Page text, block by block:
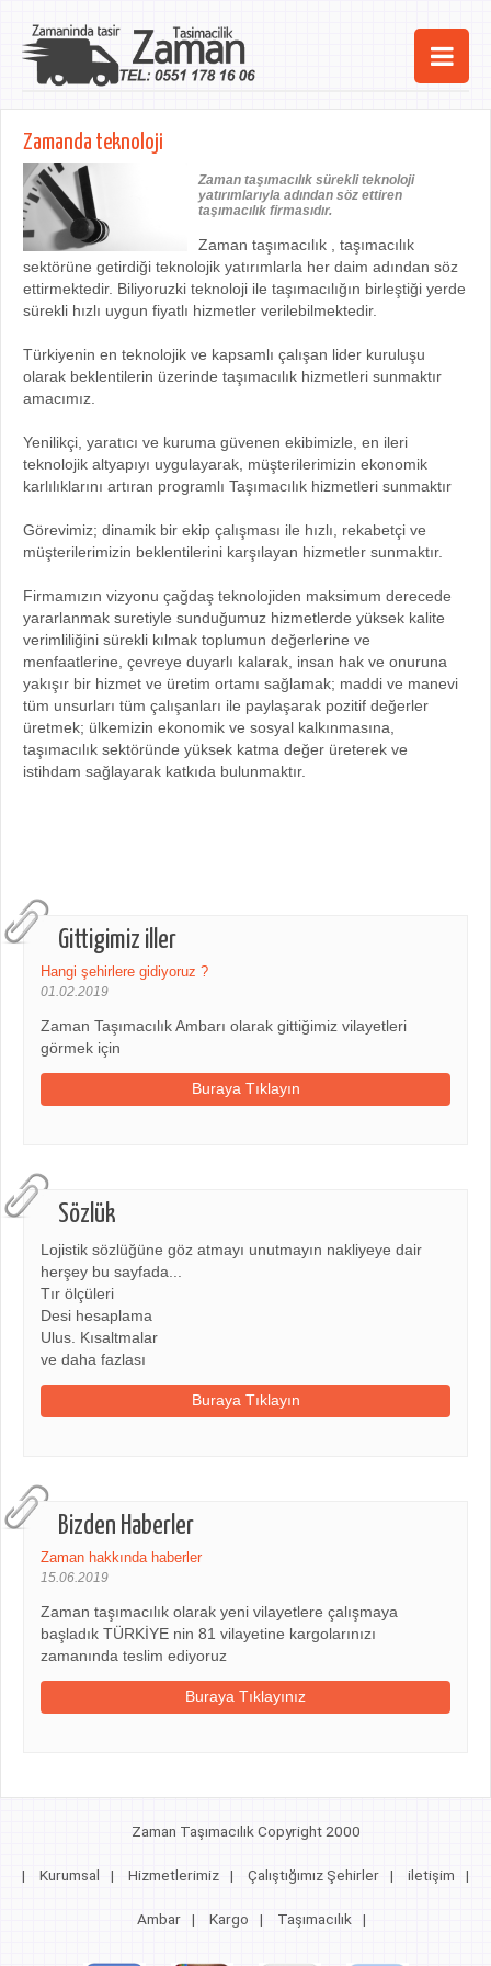
Ana Sayfa
Hizmetlerimiz
Kurumsal
iletişim
Gittigimiz iller
Hangi şehirlere gidiyoruz ?
01.02.2019
Zaman Taşımacılık Ambarı olarak gittiğimiz vilayetleri
görmek için
Buraya Tıklayın
Sözlük
Lojistik sözlüğüne göz atmayı unutmayın nakliyeye dair
herşey bu sayfada...
Tır ölçüleri
Desi hesaplama
Ulus. Kısaltmalar
ve daha fazlası
Buraya Tıklayın
Bizden Haberler
Zaman hakkında haberler
15.06.2019
Zaman taşımacılık olarak yeni vilayetlere çalışmaya
başladık TÜRKİYE nin 81 vilayetine kargolarınızı
zamanında teslim ediyoruz
Buraya Tıklayınız
Zamanda teknoloji
Zaman taşımacılık sürekli teknoloji
yatırımlarıyla adından söz ettiren
taşımacılık firmasıdır.
Zaman taşımacılık , taşımacılık
sektörüne getirdiği teknolojik yatırımlarla her daim adından söz
ettirmektedir. Biliyoruzki teknoloji ile taşımacılığın birleştiği yerde
sürekli hızlı uygun fiyatlı hizmetler verilebilmektedir.
Türkiyenin en teknolojik ve kapsamlı çalışan lider kuruluşu
olarak beklentilerin üzerinde taşımacılık hizmetleri sunmaktır
amacımız.
Yenilikçi, yaratıcı ve kuruma güvenen ekibimizle, en ileri
teknolojik altyapıyı uygulayarak, müşterilerimizin ekonomik
karlılıklarını artıran programlı Taşımacılık hizmetleri sunmaktır
Görevimiz; dinamik bir ekip çalışması ile hızlı, rekabetçi ve
müşterilerimizin beklentilerini karşılayan hizmetler sunmaktır.
Firmamızın vizyonu çağdaş teknolojiden maksimum derecede
yararlanmak suretiyle sunduğumuz hizmetlerde yüksek kalite
verimliliğini sürekli kılmak toplumun değerlerine ve
menfaatlerine, çevreye duyarlı kalarak, insan hak ve onuruna
yakışır bir hizmet ve üretim ortamı sağlamak; maddi ve manevi
tüm unsurları tüm çalışanları ile paylaşarak pozitif değerler
üretmek; ülkemizin ekonomik ve sosyal kalkınmasına,
taşımacılık sektöründe yüksek katma değer üreterek ve
istihdam sağlayarak katkıda bulunmaktır.
Zaman Taşımacılık Copyright 2000
| Kurumsal | Hizmetlerimiz | Çalıştığımız Şehirler | iletişim |
Ambar | Kargo | Taşımacılık |